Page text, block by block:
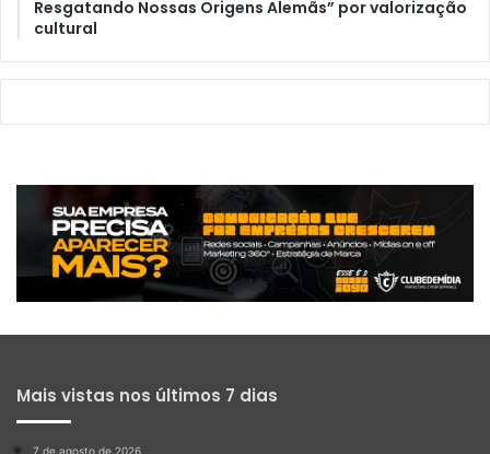
Resgatando Nossas Origens Alemãs” por valorização
cultural
Mais vistas nos últimos 7 dias
7 de agosto de 2026